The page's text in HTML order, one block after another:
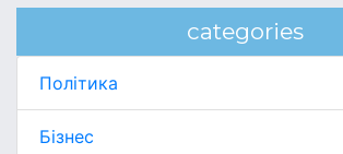
categories
Політика
Бізнес